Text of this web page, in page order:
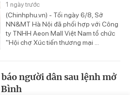
1 ngày trước
(Chinhphu.vn) - Tối ngày 6/8, Sở
NN&MT Hà Nội đã phối hợp với Công
ty TNHH Aeon Mall Việt Nam tổ chức
"Hội chợ Xúc tiến thương mại ...
người dân sau lệnh mở
Bình